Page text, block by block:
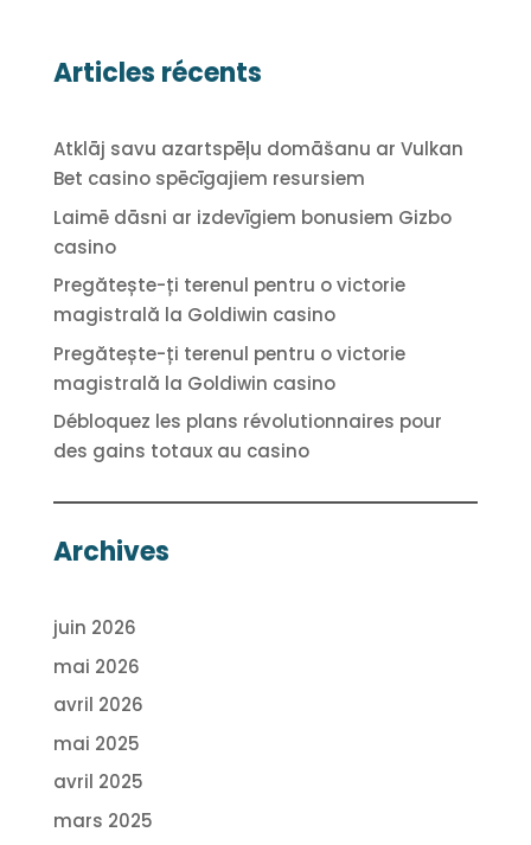
Articles récents
Atklāj savu azartspēļu domāšanu ar Vulkan
Bet casino spēcīgajiem resursiem
Laimē dāsni ar izdevīgiem bonusiem Gizbo
casino
Pregătește-ți terenul pentru o victorie
magistrală la Goldiwin casino
Pregătește-ți terenul pentru o victorie
magistrală la Goldiwin casino
Débloquez les plans révolutionnaires pour
des gains totaux au casino
Archives
juin 2026
mai 2026
avril 2026
mai 2025
avril 2025
mars 2025